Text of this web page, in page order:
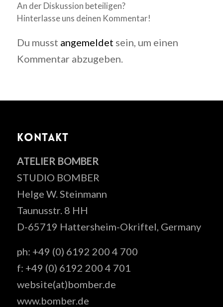
An der Diskussion beteiligen?
Hinterlasse uns deinen Kommentar!
Du musst angemeldet sein, um einen
Kommentar abzugeben.
KONTAKT
ATELIER BOMBER
STUDIO BOMBER
Helge W. Steinmann
Taunusstr. 8 HH
D-65719 Hattersheim-Okriftel, Germany
ph: +49 (0) 6192 200 4 700
f: +49 (0) 6192 200 4 701
website(at)bomber.de
www.bomber.de